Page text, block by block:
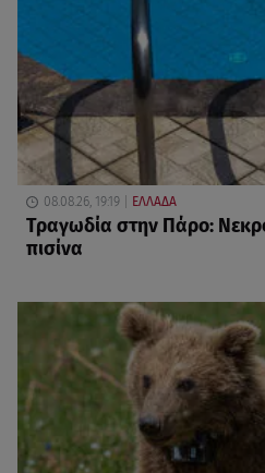
08.08.26, 19:19 ΕΛΛΑΔΑ
Τραγωδία στην Πάρο:
πισίνα